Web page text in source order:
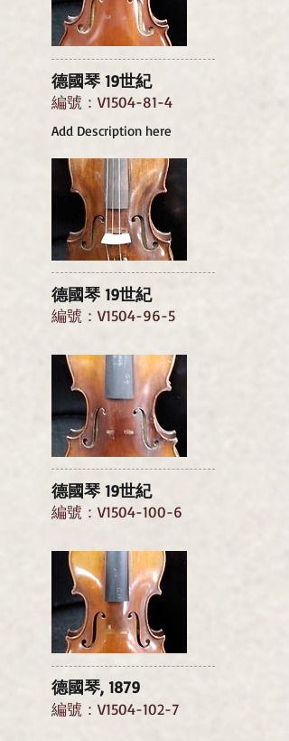
德國琴 19世紀
編號：V1504-81-4
Add Description here
德國琴 19世紀
編號：V1504-96-5
德國琴 19世紀
編號：V1504-100-6
德國琴, 1879
編號：V1504-102-7